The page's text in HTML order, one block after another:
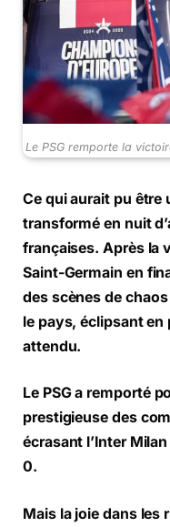
Le PSG remporte la
Ce qui aurait pu être
transformé en nuit
françaises. Après la
Saint-Germain en
des scènes de
le pays, éclipsant
attendu.
Le PSG a remporté
prestigieuse des
écrasant l’Inter
0.
Mais la joie dans les